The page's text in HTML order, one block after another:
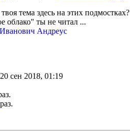
тема здесь на этих подмостках?
облако" ты не читал ...
Андреус
20 сен 2018, 01:19
раз.